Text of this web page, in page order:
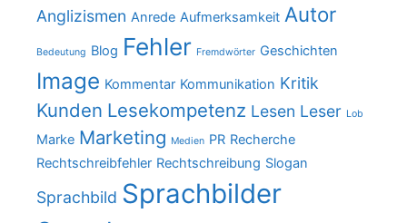
Anglizismen Anrede Aufmerksamkeit Autor
Bedeutung Blog Fehler Fremdwörter Geschichten
Image Kommentar Kommunikation Kritik
Kunden Lesekompetenz Lesen Leser Lob
Marke Marketing Medien PR Recherche
Rechtschreibfehler Rechtschreibung Slogan
Sprachbild Sprachbilder